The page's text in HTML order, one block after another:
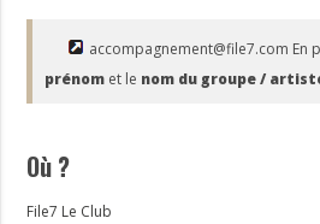
accompagnement@file7.com En
prénom et le nom du groupe /
Où ?
File7 Le Club